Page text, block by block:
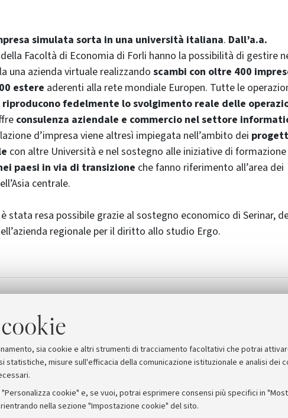
sia cookie e altri strumenti di tracciamento facoltativi che potrai
misure sull'efficacia della comunicazione istituzionale e analisi dei
cookie" e, se vuoi, potrai esprimere consensi più specifici in
nella sezione "Impostazione cookie" del sito.
simulata sorta in una università italiana. Dall’a.a.
Facoltà di Economia di Forli hanno la possibilità di gestire
una azienda virtuale realizzando scambi con oltre 400
estere aderenti alla rete mondiale Europen. Tutte le
riproducono fedelmente lo svolgimento reale delle
consulenza aziendale e commercio nel settore
d’impresa viene altresì impiegata nell’ambito dei
con altre Università e nel sostegno alle iniziative di formazione
paesi in via di transizione che fanno riferimento all’area dei
centrale.
stata resa possibile grazie al sostegno economico di Serinar,
regionale per il diritto allo studio Ergo.